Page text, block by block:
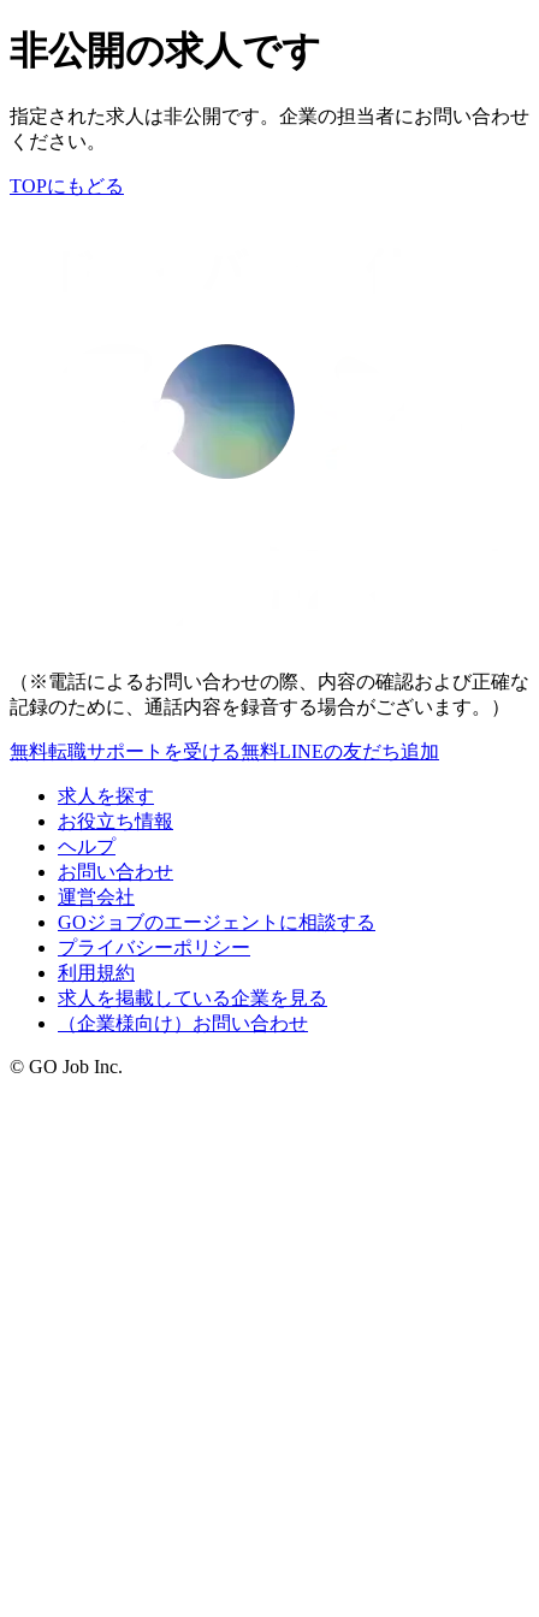
非公開の求人です
指定された求人は非公開です。企業の担当者にお問い合わせ
ください。
TOPにもどる
（※電話によるお問い合わせの際、内容の確認および正確な
記録のために、通話内容を録音する場合がございます。）
無料転職サポートを受ける無料LINEの友だち追加
求人を探す
お役立ち情報
ヘルプ
お問い合わせ
運営会社
GOジョブのエージェントに相談する
プライバシーポリシー
利用規約
求人を掲載している企業を見る
（企業様向け）お問い合わせ
© GO Job Inc.